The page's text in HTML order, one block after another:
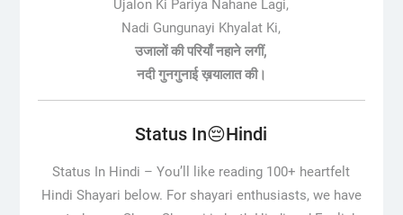
Ujalon Ki Pariya Nahane Lagi,
Nadi Gungunayi Khyalat Ki,
उजालों की परियाँ नहाने लगीं,
नदी गुनगुनाई ख़यालात की।
Status In😔Hindi
Status In Hindi –You’ll like reading 100+ heartfelt
Hindi Shayari below. For shayari enthusiasts, we have